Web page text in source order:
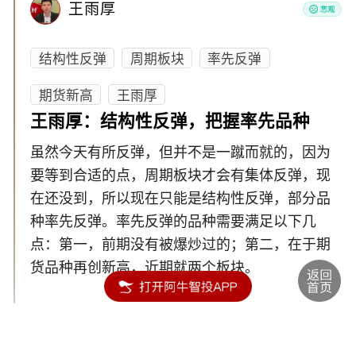
王雨厚
结构性反弹 周期板块
率先反弹
期货新高
王雨厚
王雨厚：结构性反弹，把握率先品种
虽然今天有所反弹，但并不是一蹴而就的，因为
要等到合适的点，周期板块才会有集体反弹，现
在还没到，所以现在只能是结构性反弹，部分品
种率先反弹。率先反弹的品种需要满足以下几
点：第一，前期没有被爆炒过的；第二，在于期
货品种再创新高，近期就两个板块。